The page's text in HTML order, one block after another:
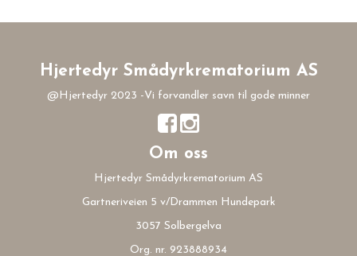
Hjertedyr Smådyrkrematorium AS
@Hjertedyr 2023 -Vi forvandler savn til gode minner
Om oss
Hjertedyr Smådyrkrematorium AS
Gartneriveien 5 v/Drammen Hundepark
3057 Solbergelva
Org. nr. 923888934